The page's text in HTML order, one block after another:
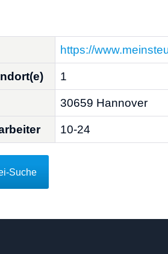
https://
1
30659 Hannover
10-24
Suche